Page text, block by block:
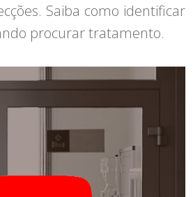
Saiba como identificar
procurar tratamento.